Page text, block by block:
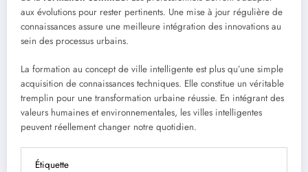
aux évolutions pour rester pertinents. Une mise à jour régulière de
connaissances assure une meilleure intégration des innovations au
sein des processus urbains.
La formation au concept de ville intelligente est plus qu’une simple
acquisition de connaissances techniques. Elle constitue un véritable
tremplin pour une transformation urbaine réussie. En intégrant des
valeurs humaines et environnementales, les villes intelligentes
peuvent réellement changer notre quotidien.
Étiquette